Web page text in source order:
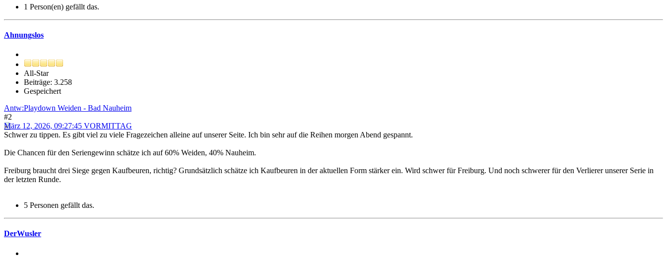
1 Person(en) gefällt das.
Ahnungslos
All-Star
Beiträge: 3.258
Gespeichert
Antw:Playdown Weiden - Bad Nauheim
#2
März 12, 2026, 09:27:45 VORMITTAG
Schwer zu tippen. Es gibt viel zu viele Fragezeichen alleine auf unserer Seite. Ich bin sehr auf die Reihen morgen Abend gespannt.
Die Chancen für den Seriengewinn schätze ich auf 60% Weiden, 40% Nauheim.
Freiburg braucht drei Siege gegen Kaufbeuren, richtig? Grundsätzlich schätze ich Kaufbeuren in der aktuellen Form stärker ein. Wird schwer für Freiburg. Und noch schwerer für den Verlierer unserer Serie in
der letzten Runde.
5 Personen gefällt das.
DerWusler